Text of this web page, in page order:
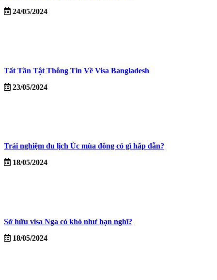
24/05/2024
Tất Tần Tật Thông Tin Về Visa Bangladesh
23/05/2024
Trải nghiệm du lịch Úc mùa đông có gì hấp dẫn?
18/05/2024
Sở hữu visa Nga có khó như bạn nghĩ?
18/05/2024